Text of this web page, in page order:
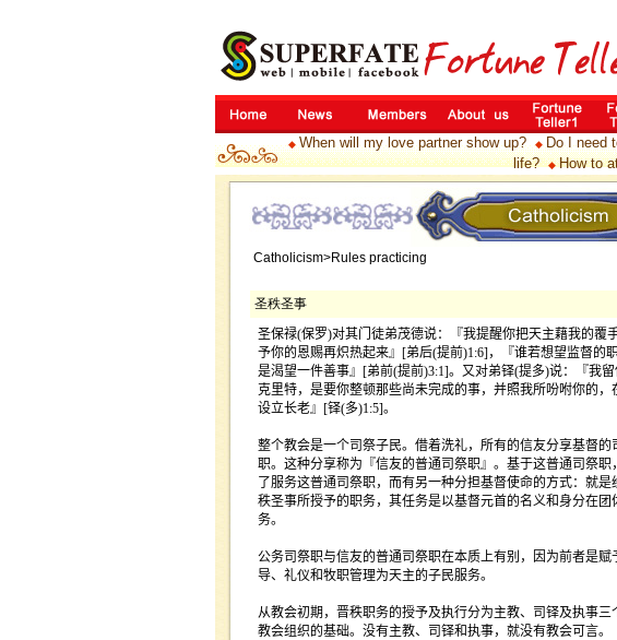
◆ When will my love partner show up? ◆ Do I need
life?
◆How to
Catholicism>Rules practicing
圣秩圣事
圣保禄(保罗)对其门徒弟茂德说：『我提醒你把天主藉我的覆
予你的恩赐再炽热起来』 [弟后(提前)1:6] ，『谁若想望监督的职
是渴望一件善事』 [弟前(提前)3:1]。又对弟铎(提多)说：『我
克里特，是要你整顿那些尚未完成的事，并照我所吩咐你的，
设立长老』 [铎(多)1:5]。
整个教会是一个司祭子民。借着洗礼，所有的信友分享基督的
职。这种分享称为『信友的普通司祭职』。基于这普通司祭职
了服务这普通司祭职，而有另一种分担基督使命的方式：就是
秩圣事所授予的职务，其任务是以基督元首的名义和身分在团
务。
公务司祭职与信友的普通司祭职在本质上有别，因为前者是
导、礼仪和牧职管理为天主的子民服务。
从教会初期，晋秩职务的授予及执行分为主教、司铎及执事
教会组织的基础。没有主教、司铎和执事，就没有教会可言。